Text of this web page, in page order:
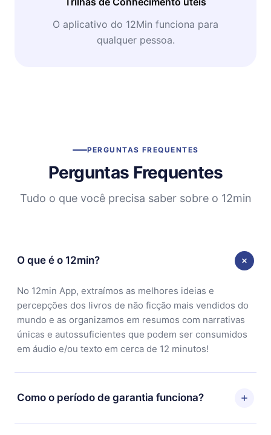
O aplicativo do 12Min funciona para
qualquer pessoa.
PERGUNTAS FREQUENTES
Perguntas Frequentes
Tudo o que você precisa saber sobre o 12min
O que é o 12min?
No 12min App, extraímos as melhores ideias e
percepções dos livros de não ficção mais vendidos do
mundo e as organizamos em resumos com narrativas
únicas e autossuficientes que podem ser consumidos
em áudio e/ou texto em cerca de 12 minutos!
Como o período de garantia funciona?
Você pode baixar nosso aplicativo e começar a